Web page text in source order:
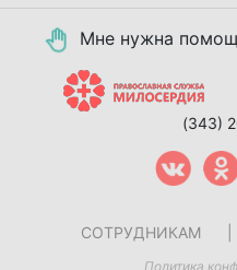
Мне нужна
(343)
СОТРУДНИКАМ
Политика